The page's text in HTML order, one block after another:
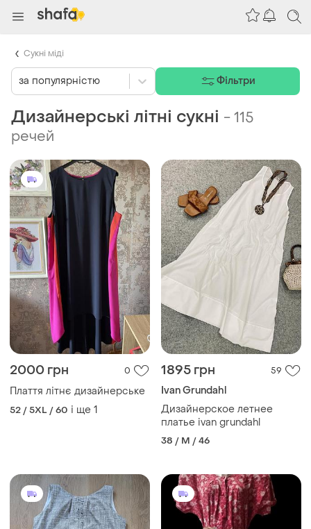
Дизайнерські літні сукні -115
речей
2000 грн 0
Плаття літнє дизайнерське
52 / 5XL / 60 і ще 1
1895 грн 59
Ivan Grundahl
Дизайнерское летнее
платье ivan grundahl
38 / M / 46
за популярністю Фільтри
Сукні міді